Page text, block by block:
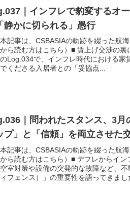
｜インフレで豹変するオ
静かに切られる」愚行
記事は、CSBASIAの軌跡を綴った航
ら読む方はこちら）■ 賃上げ交渉の裏
Log.034で、インフレ時代における家
くださる入居者との「妥協点...
｜問われたスタンス、3月
プ」と「信頼」を両立させた
記事は、CSBASIAの軌跡を綴った航
ら読む方はこちら）■ デフレからイン
室対策や設備の突発的な故障など、
ィフェンス）」の重要性を語ってきまし